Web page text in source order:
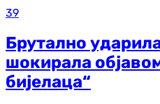
39
Брутално
шокирала
бијелаца“